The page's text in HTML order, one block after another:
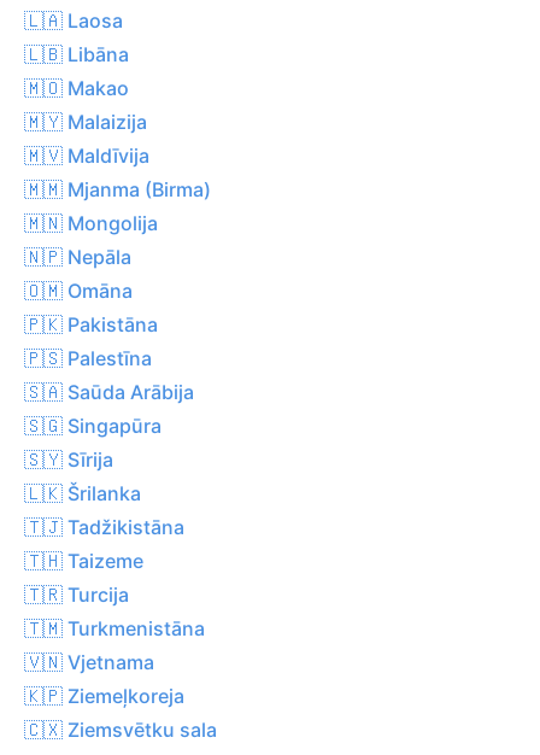
🇱🇦 Laosa
🇱🇧 Libāna
🇲🇴 Makao
🇲🇾 Malaizija
🇲🇻 Maldīvija
🇲🇲 Mjanma (Birma)
🇲🇳 Mongolija
🇳🇵 Nepāla
🇴🇲 Omāna
🇵🇰 Pakistāna
🇵🇸 Palestīna
🇸🇦 Saūda Arābija
🇸🇬 Singapūra
🇸🇾 Sīrija
🇱🇰 Šrilanka
🇹🇯 Tadžikistāna
🇹🇭 Taizeme
🇹🇷 Turcija
🇹🇲 Turkmenistāna
🇻🇳 Vjetnama
🇰🇵 Ziemeļkoreja
🇨🇽 Ziemsvētku sala